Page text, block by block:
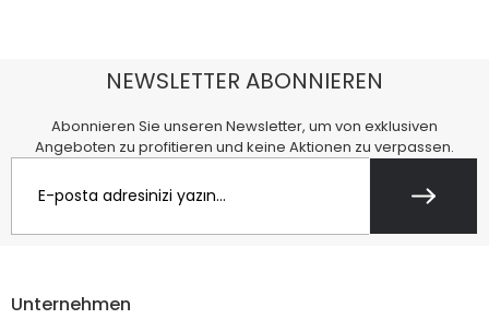
NEWSLETTER ABONNIEREN
Abonnieren Sie unseren Newsletter, um von exklusiven
Angeboten zu profitieren und keine Aktionen zu verpassen.
Unternehmen